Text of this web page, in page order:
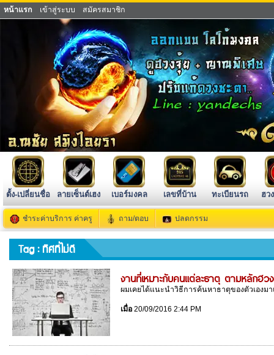
หน้าแรก เข้าสู่ระบบ สมัครสมาชิก
ตั้ง-เปลี่ยนชื่อ ลายเซ็นต์เฮง เบอร์มงคล เลขที่บ้าน ทะเบียนรถ ฮว
ชำระค่าบริการ ค่าครู ถาม/ตอบ ปลดกรรม
Tag : ทิศที่ไม่ดี
งานที่เหมาะกับคนแต่ละธาตุ ตามหลักฮว
ผมเคยได้แนะนำวิธีการค้นหาธาตุของตัวเองม
เมื่อ20/09/2016 2:44 PM